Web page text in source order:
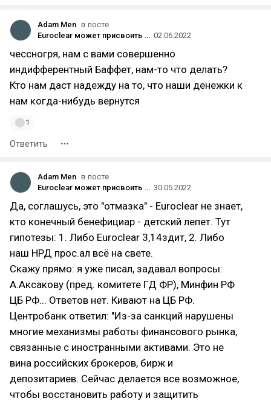
Adam Men в посте
Euroclear может присвоить выплаты в пользу российских резидентов: дивиденды и купоны отменяются? 02.06.2022
чессногря, нам с вами совершенно
индифферентный Баффет, нам-то что делать?
Кто нам даст надежду на то, что наши денежки к
нам когда-нибудь вернутся
1
Ответить
Adam Men в посте
Euroclear может присвоить выплаты в пользу российских резидентов: дивиденды и купоны отменяются? 30.05.2022
Да, соглашусь, это "отмазка" - Euroclear не знает,
кто конечный бенефициар - детский лепет. Тут
гипотезы: 1. Либо Euroclear 3,14здит, 2. Либо
наш НРД прос.ал всё на свете.
Скажу прямо: я уже писал, задавал вопросы:
А.Аксакову (пред. комитете ГД ФР), Минфин РФ
ЦБ РФ... Ответов нет. Кивают на ЦБ РФ.
Центробанк ответил: "Из-за санкций нарушены
многие механизмы работы финансового рынка,
связанные с иностранными активами. Это не
вина российских брокеров, бирж и
депозитариев. Сейчас делается все возможное,
чтобы восстановить работу и защитить